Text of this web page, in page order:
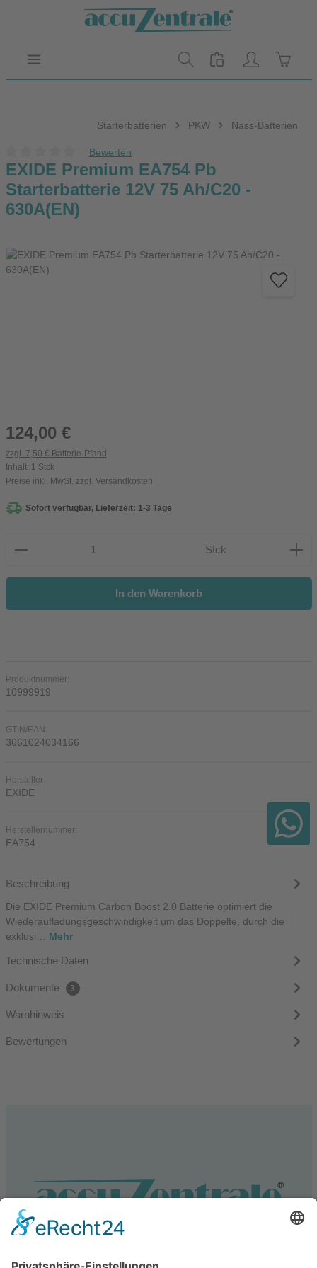
Zum Hauptinhalt springen
Starterbatterien PKW Nass-Batterien
Durchschnittliche Bewertung von 0 von 5 Sternen
Bewerten
EXIDE Premium EA754 Pb
Starterbatterie 12V 75 Ah/C20 -
630A(EN)
Bildergalerie überspringen
Regulärer Preis:
124,00 €
zzgl. 7,50 € Batterie-Pfand
Inhalt: 1 Stck
Preise inkl. MwSt. zzgl. Versandkosten
Sofort verfügbar, Lieferzeit: 1-3 Tage
Produkt Anzahl: Gib den gewünschten Wert ein oder
Stck
In den Warenkorb
Produktnummer:
10999919
GTIN/EAN:
3661024034166
Hersteller:
EXIDE
Herstellernummer:
EA754
Beschreibung
Die EXIDE Premium Carbon Boost 2.0 Batterie optimiert die
Wiederaufladungsgeschwindigkeit um das Doppelte, durch die
exklusi… Mehr
Technische Daten
Dokumente 3
Warnhinweis
Bewertungen